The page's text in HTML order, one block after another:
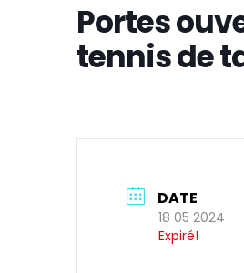
Portes
tennis de
DATE
18 05 2024
Expiré!